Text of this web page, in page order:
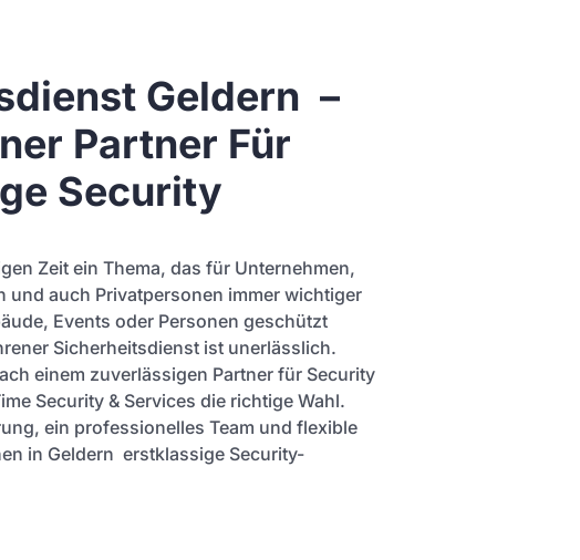
Geldern –
Partner Für
Security
Zeit ein Thema, das für Unternehmen,
und auch Privatpersonen immer wichtiger
Events oder Personen geschützt
Sicherheitsdienst ist unerlässlich.
einem zuverlässigen Partner für Security
Security & Services die richtige Wahl.
ein professionelles Team und flexible
in Geldern erstklassige Security-